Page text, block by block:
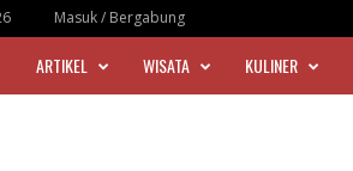
Masuk / Bergabung
ARTIKEL WISATA KULINER